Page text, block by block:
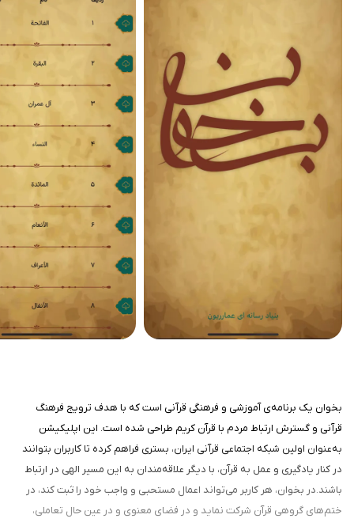
بخوان یک برنامه‌ی آموزشی و فرهنگی قرآنی است که با هدف ترویج فرهنگ
قرآنی و گسترش ارتباط مردم با قرآن کریم طراحی شده است. این اپلیکیشن
به‌عنوان اولین شبکه اجتماعی قرآنی ایران، بستری فراهم کرده تا کاربران بتوانند
در کنار یادگیری و عمل به قرآن، با دیگر علاقه‌مندان به این مسیر الهی در ارتباط
باشند.در بخوان، هر کاربر می‌تواند اعمال مستحبی و واجب خود را ثبت کند، در
ختم‌های گروهی قرآن شرکت نماید و در فضای معنوی و در عین حال تعاملی،